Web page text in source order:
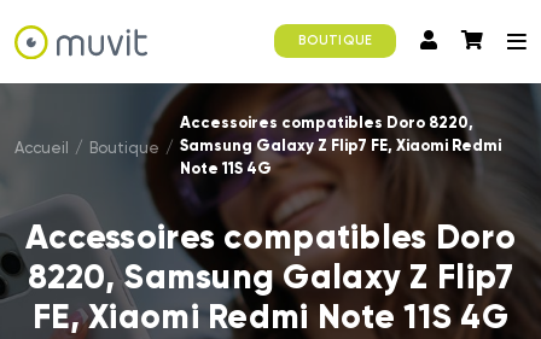
BOUTIQUE
Accueil / Boutique /
Accessoires compatibles Doro 8220,
Samsung Galaxy Z Flip7 FE, Xiaomi Redmi
Note 11S 4G
Accessoires compatibles Doro
8220, Samsung Galaxy Z Flip7
FE, Xiaomi Redmi Note 11S 4G